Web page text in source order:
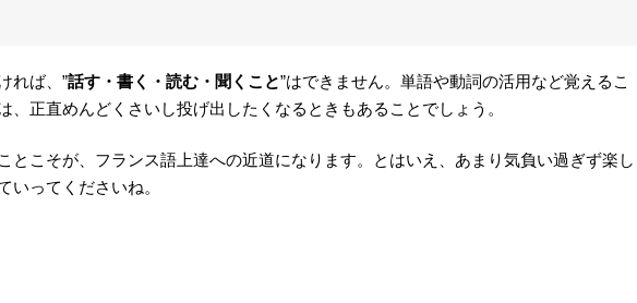
れば、”話す・書く・読む・聞くこと”はできません。単語や動詞の活用など覚えるこ
、正直めんどくさいし投げ出したくなるときもあることでしょう。
とこそが、フランス語上達への近道になります。とはいえ、あまり気負い過ぎず楽し
いってくださいね。